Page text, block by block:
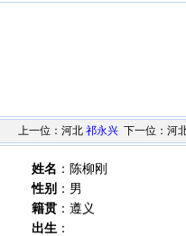
上一位：河北 祁永兴 下一位：河
姓名 ：陈柳刚
性别 ：男
籍贯 ：遵义
出生 ：